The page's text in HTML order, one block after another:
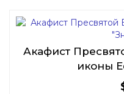
Акафист
иконы